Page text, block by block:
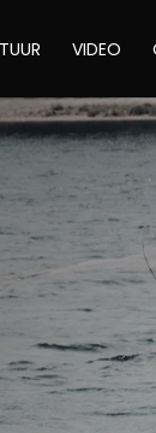
VIDEO